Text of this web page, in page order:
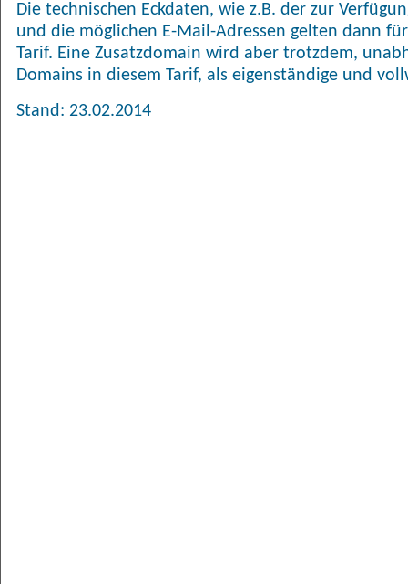
Die technischen Eckdaten, wie z.B. der zur
und die möglichen E-Mail-Adressen gelten dann
Tarif. Eine Zusatzdomain wird aber trotzdem,
Domains in diesem Tarif, als eigenständige und
Stand: 23.02.2014